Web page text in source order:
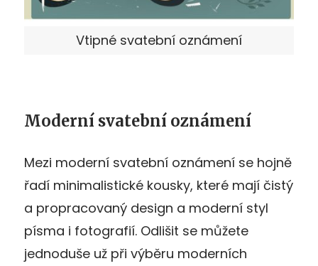
Vtipné svatební oznámení
Moderní svatební oznámení
Mezi moderní svatební oznámení se hojně
řadí minimalistické kousky, které mají čistý
a propracovaný design a moderní styl
písma i fotografií. Odlišit se můžete
jednoduše už při výběru moderních